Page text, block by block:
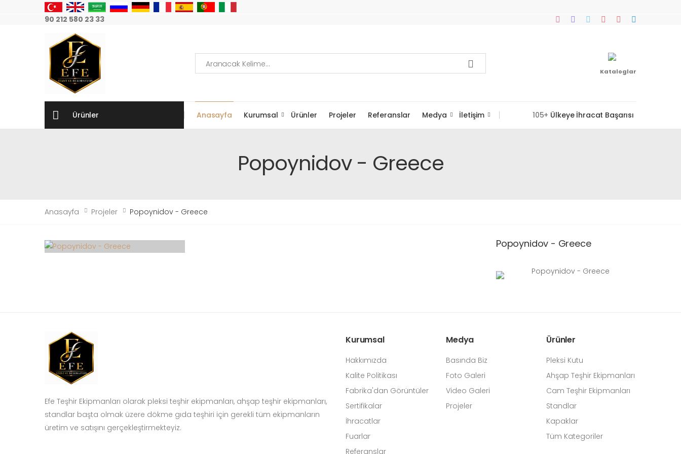
90 212 580 23 33
Kataloglar
Ürünler Anasayfa Kurumsal Ürünler Projeler Referanslar Medya İletişim 105+ Ülkeye İhracat Başarısı
Popoynidov - Greece
Anasayfa Projeler Popoynidov - Greece
Popoynidov - Greece
Efe Teşhir Ekipmanları olarak pleksi teşhir ekipmanları, ahşap teşhir ekipmanları,
standlar başta olmak üzere dökme gıda teşhiri için gerekli tüm ekipmanların
üretim ve satışını gerçekleştirmekteyiz.
Kurumsal
Hakkımızda
Kalite Politikası
Fabrika'dan Görüntüler
Sertifikalar
İhracatlar
Fuarlar
Referanslar
Medya
Basında Biz
Foto Galeri
Video Galeri
Projeler
Ürünler
Pleksi Kutu
Ahşap Teşhir Ekipmanları
Cam Teşhir Ekipmanları
Standlar
Kapaklar
Tüm Kategoriler